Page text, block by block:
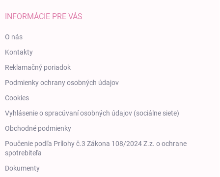
INFORMÁCIE PRE VÁS
O nás
Kontakty
Reklamačný poriadok
Podmienky ochrany osobných údajov
Cookies
Vyhlásenie o spracúvaní osobných údajov (sociálne siete)
Obchodné podmienky
Poučenie podľa Prílohy č.3 Zákona 108/2024 Z.z. o ochrane
spotrebiteľa
Dokumenty